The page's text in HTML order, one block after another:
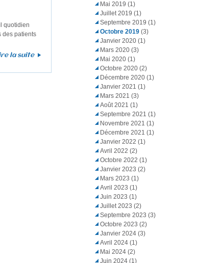
quotidien
des patients
la suite
Mai 2019 (1)
Juillet 2019 (1)
Septembre 2019 (1)
Octobre 2019 (3)
Janvier 2020 (1)
Mars 2020 (3)
Mai 2020 (1)
Octobre 2020 (2)
Décembre 2020 (1)
Janvier 2021 (1)
Mars 2021 (3)
Août 2021 (1)
Septembre 2021 (1)
Novembre 2021 (1)
Décembre 2021 (1)
Janvier 2022 (1)
Avril 2022 (2)
Octobre 2022 (1)
Janvier 2023 (2)
Mars 2023 (1)
Avril 2023 (1)
Juin 2023 (1)
Juillet 2023 (2)
Septembre 2023 (3)
Octobre 2023 (2)
Janvier 2024 (3)
Avril 2024 (1)
Mai 2024 (2)
Juin 2024 (1)